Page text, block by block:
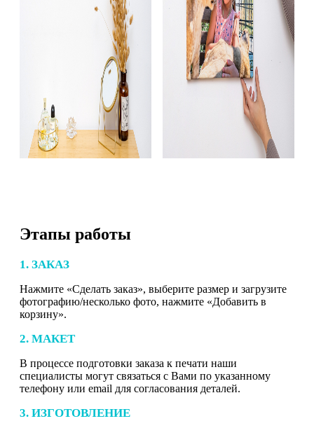
Этапы работы
1. ЗАКАЗ
Нажмите «Сделать заказ», выберите размер и загрузите
фотографию/несколько фото, нажмите «Добавить в
корзину».
2. МАКЕТ
В процессе подготовки заказа к печати наши
специалисты могут связаться с Вами по указанному
телефону или email для согласования деталей.
3. ИЗГОТОВЛЕНИЕ